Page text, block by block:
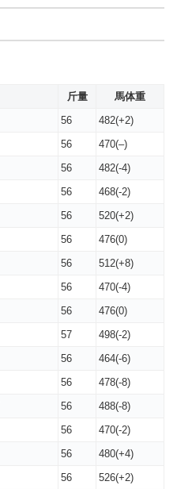
斤量 馬体重
56
482(+2)
56
470(–)
56 482(-4)
56
468(-2)
56
520(+2)
56 476(0)
56
512(+8)
56
470(-4)
56 476(0)
57
498(-2)
56
464(-6)
56 478(-8)
56
488(-8)
56
470(-2)
56 480(+4)
56
526(+2)